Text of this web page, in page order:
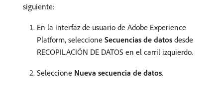
siguiente:
En la interfaz de usuario de Adobe Experience
Platform, seleccione Secuencias de datos desde
RECOPILACIÓN DE DATOS en el carril izquierdo.
Seleccione Nueva secuencia de datos.